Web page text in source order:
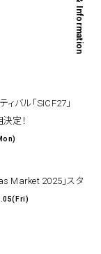
るオリジナルプ
ィバル「SICF27」
定！
Market 2025」スタ